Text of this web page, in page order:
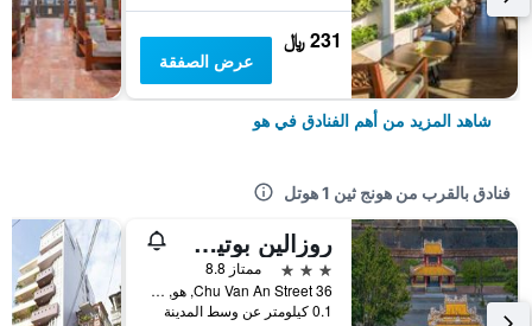
231 ﷼
عرض الصفقة
شاهد المزيد من أهم الفنادق في هو
فنادق بالقرب من هونج ثين 1 هوتل
روزالين بوتيك هوتل
3 نجوم
ممتاز 8.8
36 Chu Van An Street, هو, فيتنام
0.1 كيلومتر عن وسط المدينة